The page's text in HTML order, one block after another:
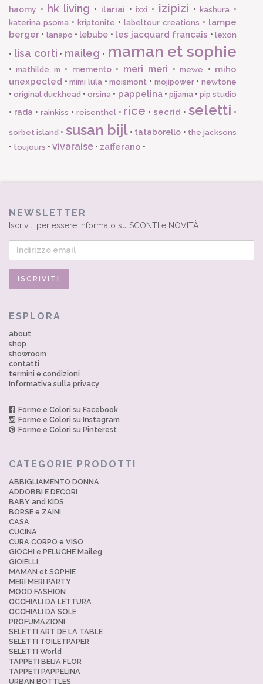
haomy • hk living • ilariai •ixxi • izipizi •kashura •
katerina psoma • kriptonite • labeltour creations • lampe
berger • lanapo • lebube • les jacquard francais •lexon
• lisa corti • maileg • maman et sophie
•mathilde m • memento• meri meri •mewe • miho
unexpected •mimi lula •moismont • mojipower•newtone
•original duckhead •orsina • pappelina• pijama • pip studio
• rada • rainkiss • reisenthel• rice •secrid •seletti •
sorbet island • susan bijl• tataborello • the jacksons
• toujours • vivaraise • zafferano •
NEWSLETTER
Iscriviti per essere informato su SCONTI e NOVITÀ
ESPLORA
about
shop
showroom
contatti
termini e condizioni
Informativa sulla privacy
Forme e Colori su Facebook
Forme e Colori su Instagram
Forme e Colori su Pinterest
CATEGORIE PRODOTTI
ABBIGLIAMENTO DONNA
ADDOBBI E DECORI
BABY and KIDS
BORSE e ZAINI
CASA
CUCINA
CURA CORPO e VISO
GIOCHI e PELUCHE Maileg
GIOIELLI
MAMAN et SOPHIE
MERI MERI PARTY
MOOD FASHION
OCCHIALI DA LETTURA
OCCHIALI DA SOLE
PROFUMAZIONI
SELETTI ART DE LA TABLE
SELETTI TOILETPAPER
SELETTI World
TAPPETI BEIJA FLOR
TAPPETI PAPPELINA
URBAN BOTTLES